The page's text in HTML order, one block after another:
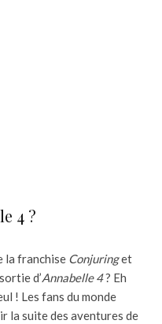
4 ?
la franchise Conjuringet
d’Annabelle 4? Eh
! Les fans du monde
la suite des aventures de